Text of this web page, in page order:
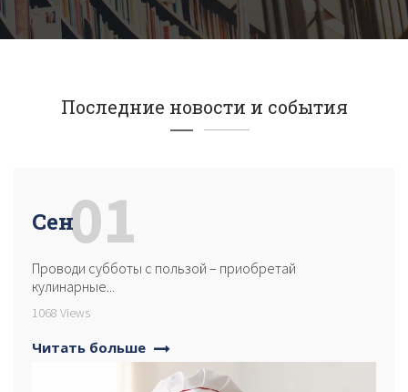
Последние новости и события
Сен
Проводи субботы с пользой – приобретай
кулинарные...
1068 Views
Читать больше
01